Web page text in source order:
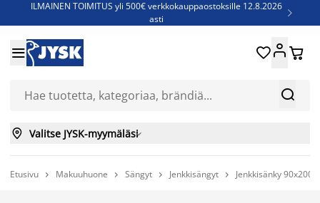
ILMAINEN TOIMITUS yli 500€ verkkokauppaostoksille 12.8.2026
asti

Jenkkisänkyjä - Säästä jopa 60%


 
 Valitse JYSK-myymäläsi
Etusivu  Makuuhuone  Sängyt  Jenkkisängyt  Jenkkisänky 90x200